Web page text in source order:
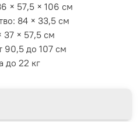
× 57,5 × 106 см
84 × 33,5 см
× 57,5 см
90,5 до 107 см
до 22 кг